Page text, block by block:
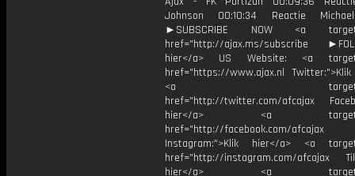
Johnson 00:10:34 Reactie
►SUBSCRIBE NOW <a
href="http://ajax.ms/subscribe
hier</a> US Website: <a
href="https://www.ajax.nl
<a
href="http://twitter.com/afcajax
hier</a> <a
href="http://facebook.com/afcajax
Instagram:">Klik hier</a> <a
href="http://instagram.com/afcajax
hier</a> <a